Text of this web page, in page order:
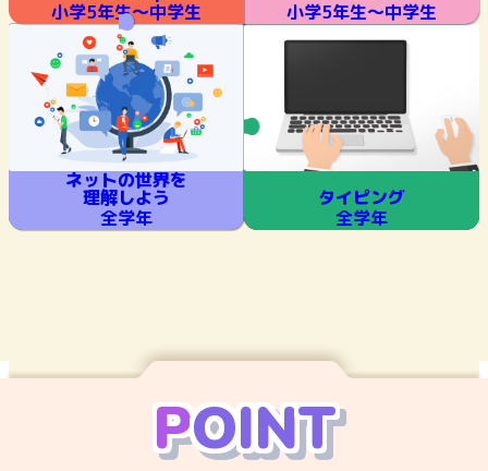
小学5年生～中学生
小学5年生～中学生
ネットの世界を
理解しよう
全学年
タイピング
全学年
POINT